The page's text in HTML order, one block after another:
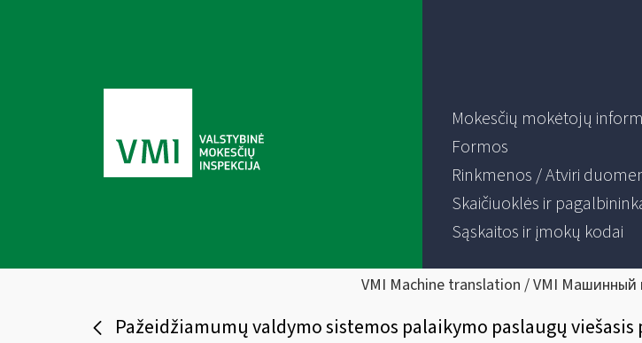
Mokesčių mokėtojų
Formos
Rinkmenos / Atviri
Skaičiuoklės ir
Sąskaitos ir įmokų kodai
VMI Machine translation / VMI
Pažeidžiamumų valdymo sistemos palaikymo paslaugų viešasis